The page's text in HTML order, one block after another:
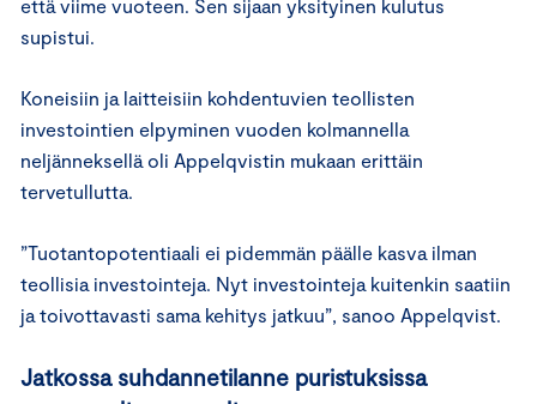
että viime vuoteen. Sen sijaan yksityinen kulutus
supistui.
Koneisiin ja laitteisiin kohdentuvien teollisten
investointien elpyminen vuoden kolmannella
neljänneksellä oli Appelqvistin mukaan erittäin
tervetullutta.
”Tuotantopotentiaali ei pidemmän päälle kasva ilman
teollisia investointeja. Nyt investointeja kuitenkin saatiin
ja toivottavasti sama kehitys jatkuu”, sanoo Appelqvist.
Jatkossa suhdannetilanne puristuksissa